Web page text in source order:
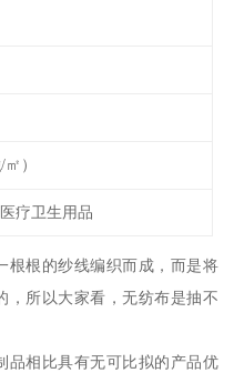
）
疗卫生用品
根根的纱线编织而成，而是将
，所以大家看，无纺布是抽不
品相比具有无可比拟的产品优